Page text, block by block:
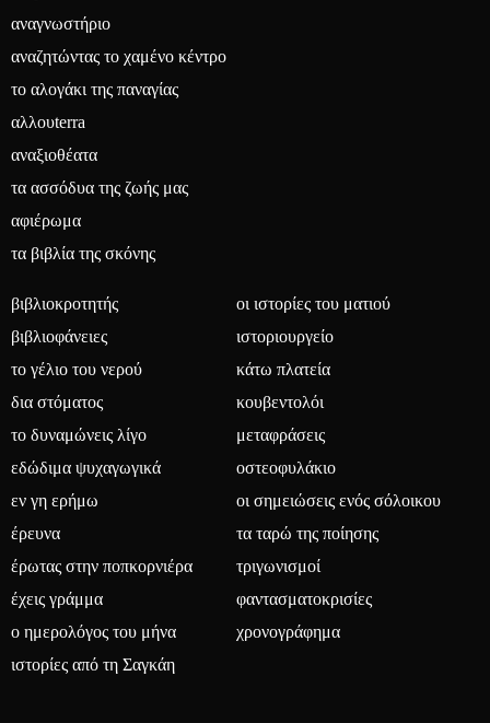
αναγνωστήριο
αναζητώντας το χαμένο κέντρο
το αλογάκι της παναγίας
αλλουterra
αναξιοθέατα
τα ασσόδυα της ζωής μας
αφιέρωμα
τα βιβλία της σκόνης
βιβλιοκροτητής
βιβλιοφάνειες
το γέλιο του νερού
δια στόματος
το δυναμώνεις λίγο
εδώδιμα ψυχαγωγικά
εν γη ερήμω
έρευνα
έρωτας στην ποπκορνιέρα
έχεις γράμμα
ο ημερολόγος του μήνα
ιστορίες από τη Σαγκάη
οι ιστορίες του ματιού
ιστοριουργείο
κάτω πλατεία
κουβεντολόι
μεταφράσεις
οστεοφυλάκιο
οι σημειώσεις ενός σόλοικου
τα ταρώ της ποίησης
τριγωνισμοί
φαντασματοκρισίες
χρονογράφημα